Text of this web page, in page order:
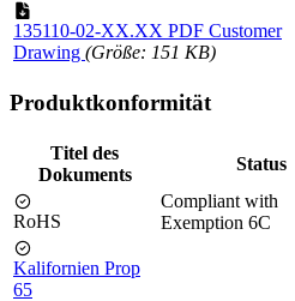
135110-02-XX.XX PDF Customer
Drawing (Größe: 151 KB)
Produktkonformität
Titel des
Dokuments
Status
RoHS
Compliant with
Exemption 6C
Kalifornien Prop
65